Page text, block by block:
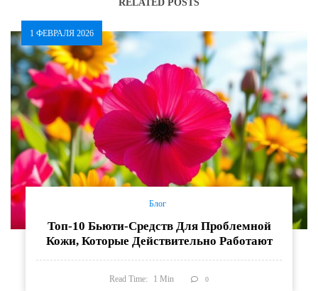
RELATED POSTS
1 ФЕВРАЛЯ 2026
Блог
Топ-10 Бьюти-Средств Для Проблемной
Кожи, Которые Действительно Работают
Read Time: 1Min 0